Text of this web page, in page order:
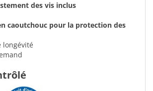
des vis inclus
caoutchouc pour la protection des
longévité